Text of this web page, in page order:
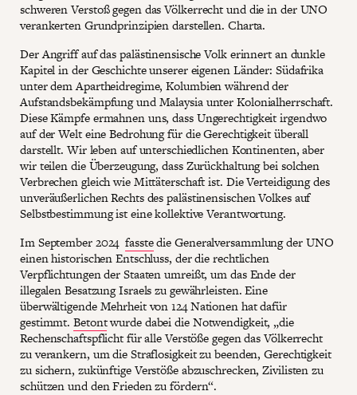
schweren Verstoß gegen das Völkerrecht und die in der UNO
verankerten Grundprinzipien darstellen. Charta.
Der Angriff auf das palästinensische Volk erinnert an dunkle
Kapitel in der Geschichte unserer eigenen Länder: Südafrika
unter dem Apartheidregime, Kolumbien während der
Aufstandsbekämpfung und Malaysia unter Kolonialherrschaft.
Diese Kämpfe ermahnen uns, dass Ungerechtigkeit irgendwo
auf der Welt eine Bedrohung für die Gerechtigkeit überall
darstellt. Wir leben auf unterschiedlichen Kontinenten, aber
wir teilen die Überzeugung, dass Zurückhaltung bei solchen
Verbrechen gleich wie Mittäterschaft ist. Die Verteidigung des
unveräußerlichen Rechts des palästinensischen Volkes auf
Selbstbestimmung ist eine kollektive Verantwortung.
Im September 2024fasstedie Generalversammlung der UNO
einen historischen Entschluss, der die rechtlichen
Verpflichtungen der Staaten umreißt, um das Ende der
illegalen Besatzung Israels zu gewährleisten. Eine
überwältigende Mehrheit von 124 Nationen hat dafür
gestimmt.Betontwurde dabei die Notwendigkeit, „die
Rechenschaftspflicht für alle Verstöße gegen das Völkerrecht
zu verankern, um die Straflosigkeit zu beenden, Gerechtigkeit
zu sichern, zukünftige Verstöße abzuschrecken, Zivilisten zu
schützen und den Frieden zu fördern“.